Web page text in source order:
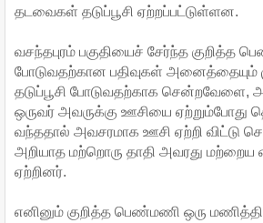
தடவைகள் தடுப்பூசி ஏற்றப்பட்டுள்ளன.
வசந்தபுரம் பகுதியைச் சேர்ந்த குறித்த
போடுவதற்கான பதிவுகள் அனைத்தையும்
தடுப்பூசி போடுவதற்காக சென்றவேளை,
ஒருவர் அவருக்கு ஊசியை ஏற்றும்போது
வந்ததால் அவசரமாக ஊசி ஏற்றி விட்டு
அறியாத மற்றொரு தாதி அவரது மற்றைய
ஏற்றினர்.
எனினும் குறித்த பெண்மணி ஒரு